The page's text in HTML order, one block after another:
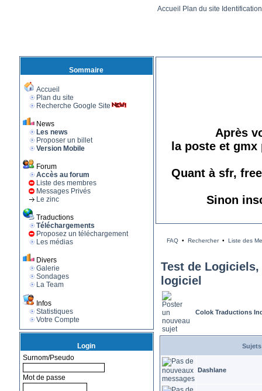
Accueil Plan du site
Sommaire
Accueil
Plan du site
Recherche Google Site
News
Les news
Proposer un billet
Version Mobile
Forum
Accès au forum
Liste des membres
Messages Privés
Le zinc
Traductions
Téléchargements
Proposez un téléchargement
Les médias
Divers
Galerie
Sondages
La Team
Infos
Statistiques
Votre Compte
Login
Surnom/Pseudo
Mot de passe
Après
la poste et
Quant à sfr,
Sinon
FAQ• Rechercher• Liste des
Test de
logiciel
Colok Traductions
Dashlane